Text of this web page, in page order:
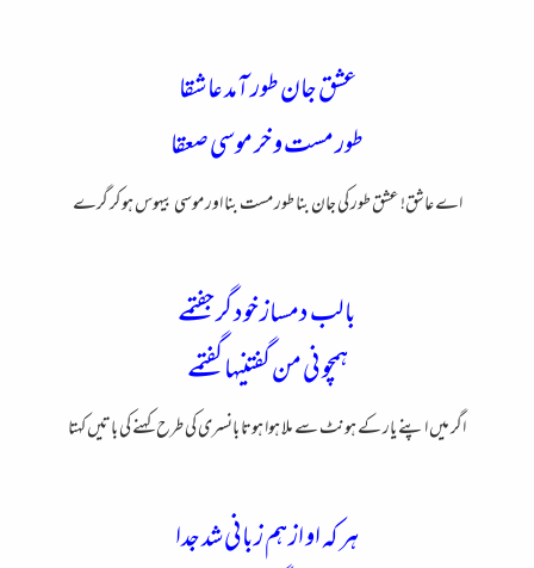
عشق جان طور آمد عاشقا
طور مست و خر موسی صعقا
اے عاشق! عشق طور کی جان بنا طور مست بنا اور موسی بیہوس ہو کر گرے
با لب دمساز خود گر جفتمے
همچو نی من گفتنیها گفتمے
اگر میں اپنے یار کے ہونٹ سے ملا ہوا ہوتا بانسری کی طرح کہنے کی باتیں کہتا
هر که او از هم زبانی شد جدا